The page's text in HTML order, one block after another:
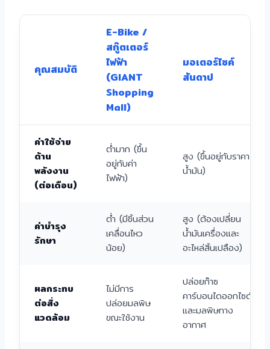
คุณสมบัติ
E-Bike /
สกู๊ตเตอร์
ไฟฟ้า
(GIANT
Shopping
Mall)
มอเตอร์ไซค์
สันดาป
ค่าใช้จ่าย
ด้าน
พลังงาน
(ต่อเดือน)
ต่ำมาก (ขึ้น
อยู่กับค่า
ไฟฟ้า)
สูง (ขึ้นอยู่กับราคา
น้ำมัน)
ค่าบำรุง
รักษา
ต่ำ (มีชิ้นส่วน
เคลื่อนไหว
น้อย)
สูง (ต้องเปลี่ยน
น้ำมันเครื่องและ
อะไหล่สิ้นเปลือง)
ผลกระทบ
ต่อสิ่ง
แวดล้อม
ไม่มีการ
ปล่อยมลพิษ
ขณะใช้งาน
ปล่อยก๊าซ
คาร์บอนไดออกไซด์
และมลพิษทาง
อากาศ